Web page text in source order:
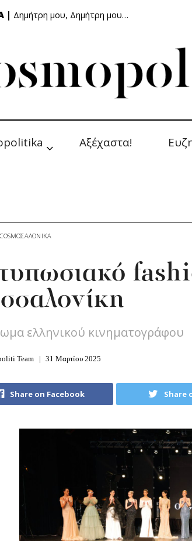
| Δημήτρη μου, Δημήτρη μου…
Αξέχαστα!
COSMOΣΑΛΟΝΙΚΑ
ελληνικού κινηματογράφου
Team 31 Μαρτίου 2025
Share on Facebook Share